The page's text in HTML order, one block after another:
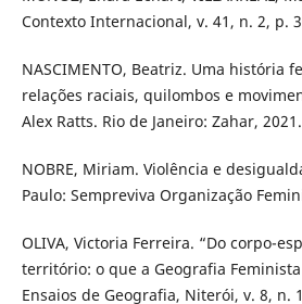
Contexto Internacional, v. 41, n. 2, p.
NASCIMENTO, Beatriz. Uma história
relações raciais, quilombos e
Alex Ratts. Rio de Janeiro: Zahar, 2021.
NOBRE, Miriam. Violência e
Paulo: Sempreviva Organização
OLIVA, Victoria Ferreira. “Do corpo-
território: o que a Geografia
Ensaios de Geografia, Niterói, v. 8, n.